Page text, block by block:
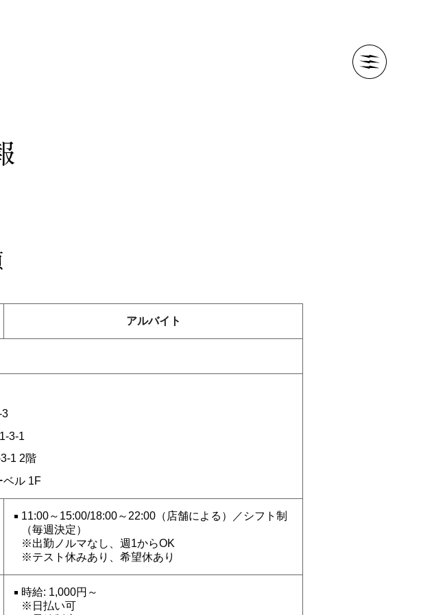
アルバイト
3
3-1
1 2階
ベル 1F
11:00～15:00/18:00～22:00（店舗による）／シフト制
（毎週決定）
※出勤ノルマなし、週1からOK
※テスト休みあり、希望休あり
時給: 1,000円～
※日払い可